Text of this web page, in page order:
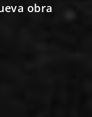
obra